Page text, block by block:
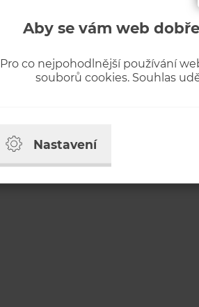
Aby se vám web
Pro co nejpohodlnější používání
souborů cookies. Souhlas
Nastavení